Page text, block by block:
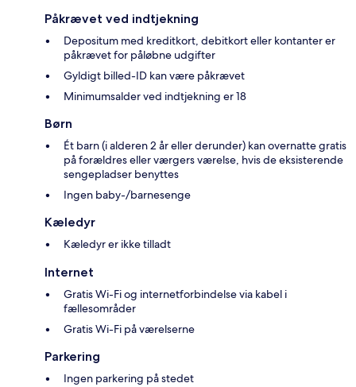
Påkrævet ved indtjekning
Depositum med kreditkort, debitkort eller kontanter er
påkrævet for påløbne udgifter
Gyldigt billed-ID kan være påkrævet
Minimumsalder ved indtjekning er 18
Børn
Ét barn (i alderen 2 år eller derunder) kan overnatte gratis
på forældres eller værgers værelse, hvis de eksisterende
sengepladser benyttes
Ingen baby-/barnesenge
Kæledyr
Kæledyr er ikke tilladt
Internet
Gratis Wi-Fi og internetforbindelse via kabel i
fællesområder
Gratis Wi-Fi på værelserne
Parkering
Ingen parkering på stedet